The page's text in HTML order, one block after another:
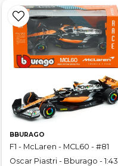
BBURAGO
F1 - McLaren - MCL60 - #81
Oscar Piastri - Bburago - 1:43